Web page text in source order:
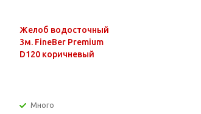
Желоб водосточный
3м. FineBer Premium
D120 коричневый
Много